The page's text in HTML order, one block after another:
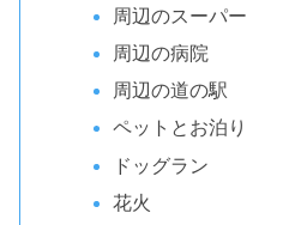
周辺のスーパー
周辺の病院
周辺の道の駅
ペットとお泊り
ドッグラン
花火